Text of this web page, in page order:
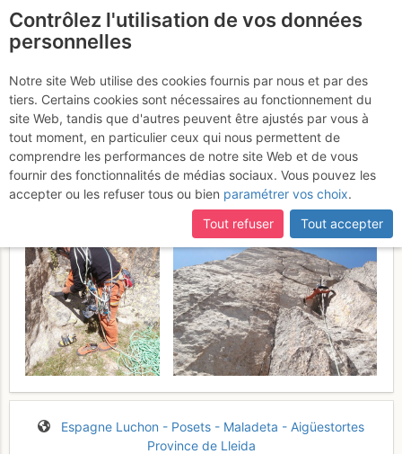
Pa de Sucre : Mussol de
Tumeneja : "Fisura de los
cobardes".
Samedi 12 août 2017
Espagne Luchon - Posets - Maladeta - Aigüestortes
Province de Lleida
Contrôlez l'utilisation de vos données
personnelles
Notre site Web utilise des cookies fournis par nous et par des
tiers. Certains cookies sont nécessaires au fonctionnement du
site Web, tandis que d'autres peuvent être ajustés par vous à
tout moment, en particulier ceux qui nous permettent de
comprendre les performances de notre site Web et de vous
fournir des fonctionnalités de médias sociaux. Vous pouvez les
accepter ou les refuser tous ou bien paramétrer vos choix.
Tout refuser
Tout accepter